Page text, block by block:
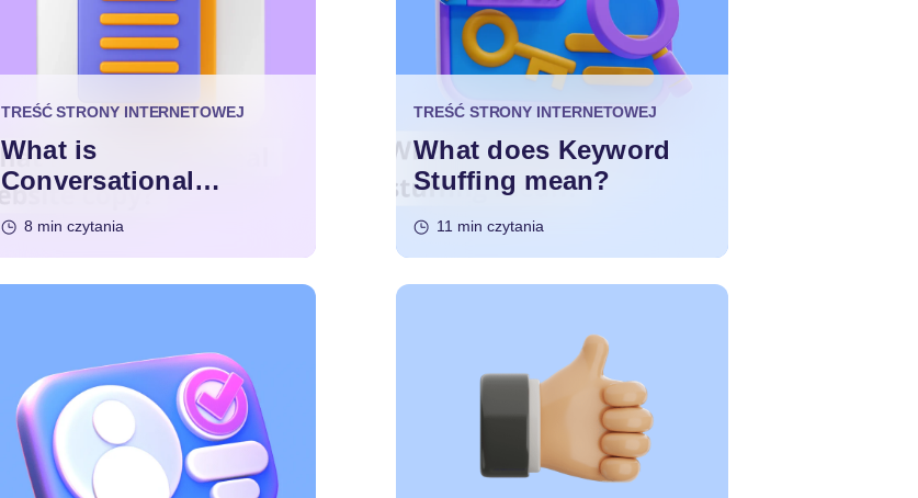
TREŚĆ STRONY INTERNETOWEJ
What is
Conversational
8 min czytania
TREŚĆ STRONY INTERNETOWEJ
What does Keyword
Stuffing mean?
11 min czytania